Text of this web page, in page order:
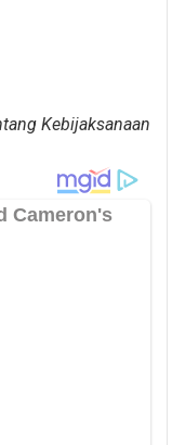
Kebijaksanaan